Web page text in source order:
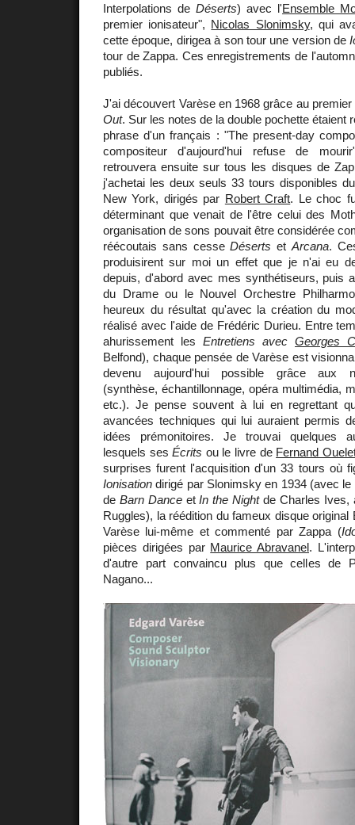
Interpolations de Déserts) avec l'Ensemble
premier ionisateur", Nicolas Slonimsky, qui
cette époque, dirigea à son tour une version de
tour de Zappa. Ces enregistrements de
publiés.
J'ai découvert Varèse en 1968 grâce au
Out. Sur les notes de la double pochette étaient
phrase d'un français : "The present-day
compositeur d'aujourd'hui refuse de
retrouvera ensuite sur tous les disques de
j'achetai les deux seuls 33 tours disponibles
New York, dirigés par Robert Craft. Le choc
déterminant que venait de l'être celui des
organisation de sons pouvait être considérée
réécoutais sans cesseDéserts et Arcana.
produisirent sur moi un effet que je n'ai eu
depuis, d'abord avec mes synthétiseurs, puis
du Drame ou le Nouvel Orchestre
heureux du résultat qu'avec la création du
réalisé avec l'aide de Frédéric Durieu. Entre
ahurissement les Entretiens avec Georges
Belfond), chaque pensée de Varèse est
devenu aujourd'hui possible grâce aux
(synthèse, échantillonnage, opéra multimédia,
etc.). Je pense souvent à lui en regrettant
avancées techniques qui lui auraient permis
idées prémonitoires. Je trouvai quelques
lesquels sesÉcrits ou le livre de Fernand
surprises furent l'acquisition d'un 33 tours où
Ionisation dirigé par Slonimsky en 1934 (avec
de Barn DanceetIn the Nightde Charles Ives,
Ruggles), la réédition du fameux disque
Varèse lui-même et commenté par Zappa (
pièces dirigées par Maurice Abravanel.
d'autre part convaincu plus que celles de
Nagano...